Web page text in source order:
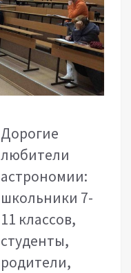
Дорогие
любители
астрономии:
школьники 7-
11 классов,
студенты,
родители,